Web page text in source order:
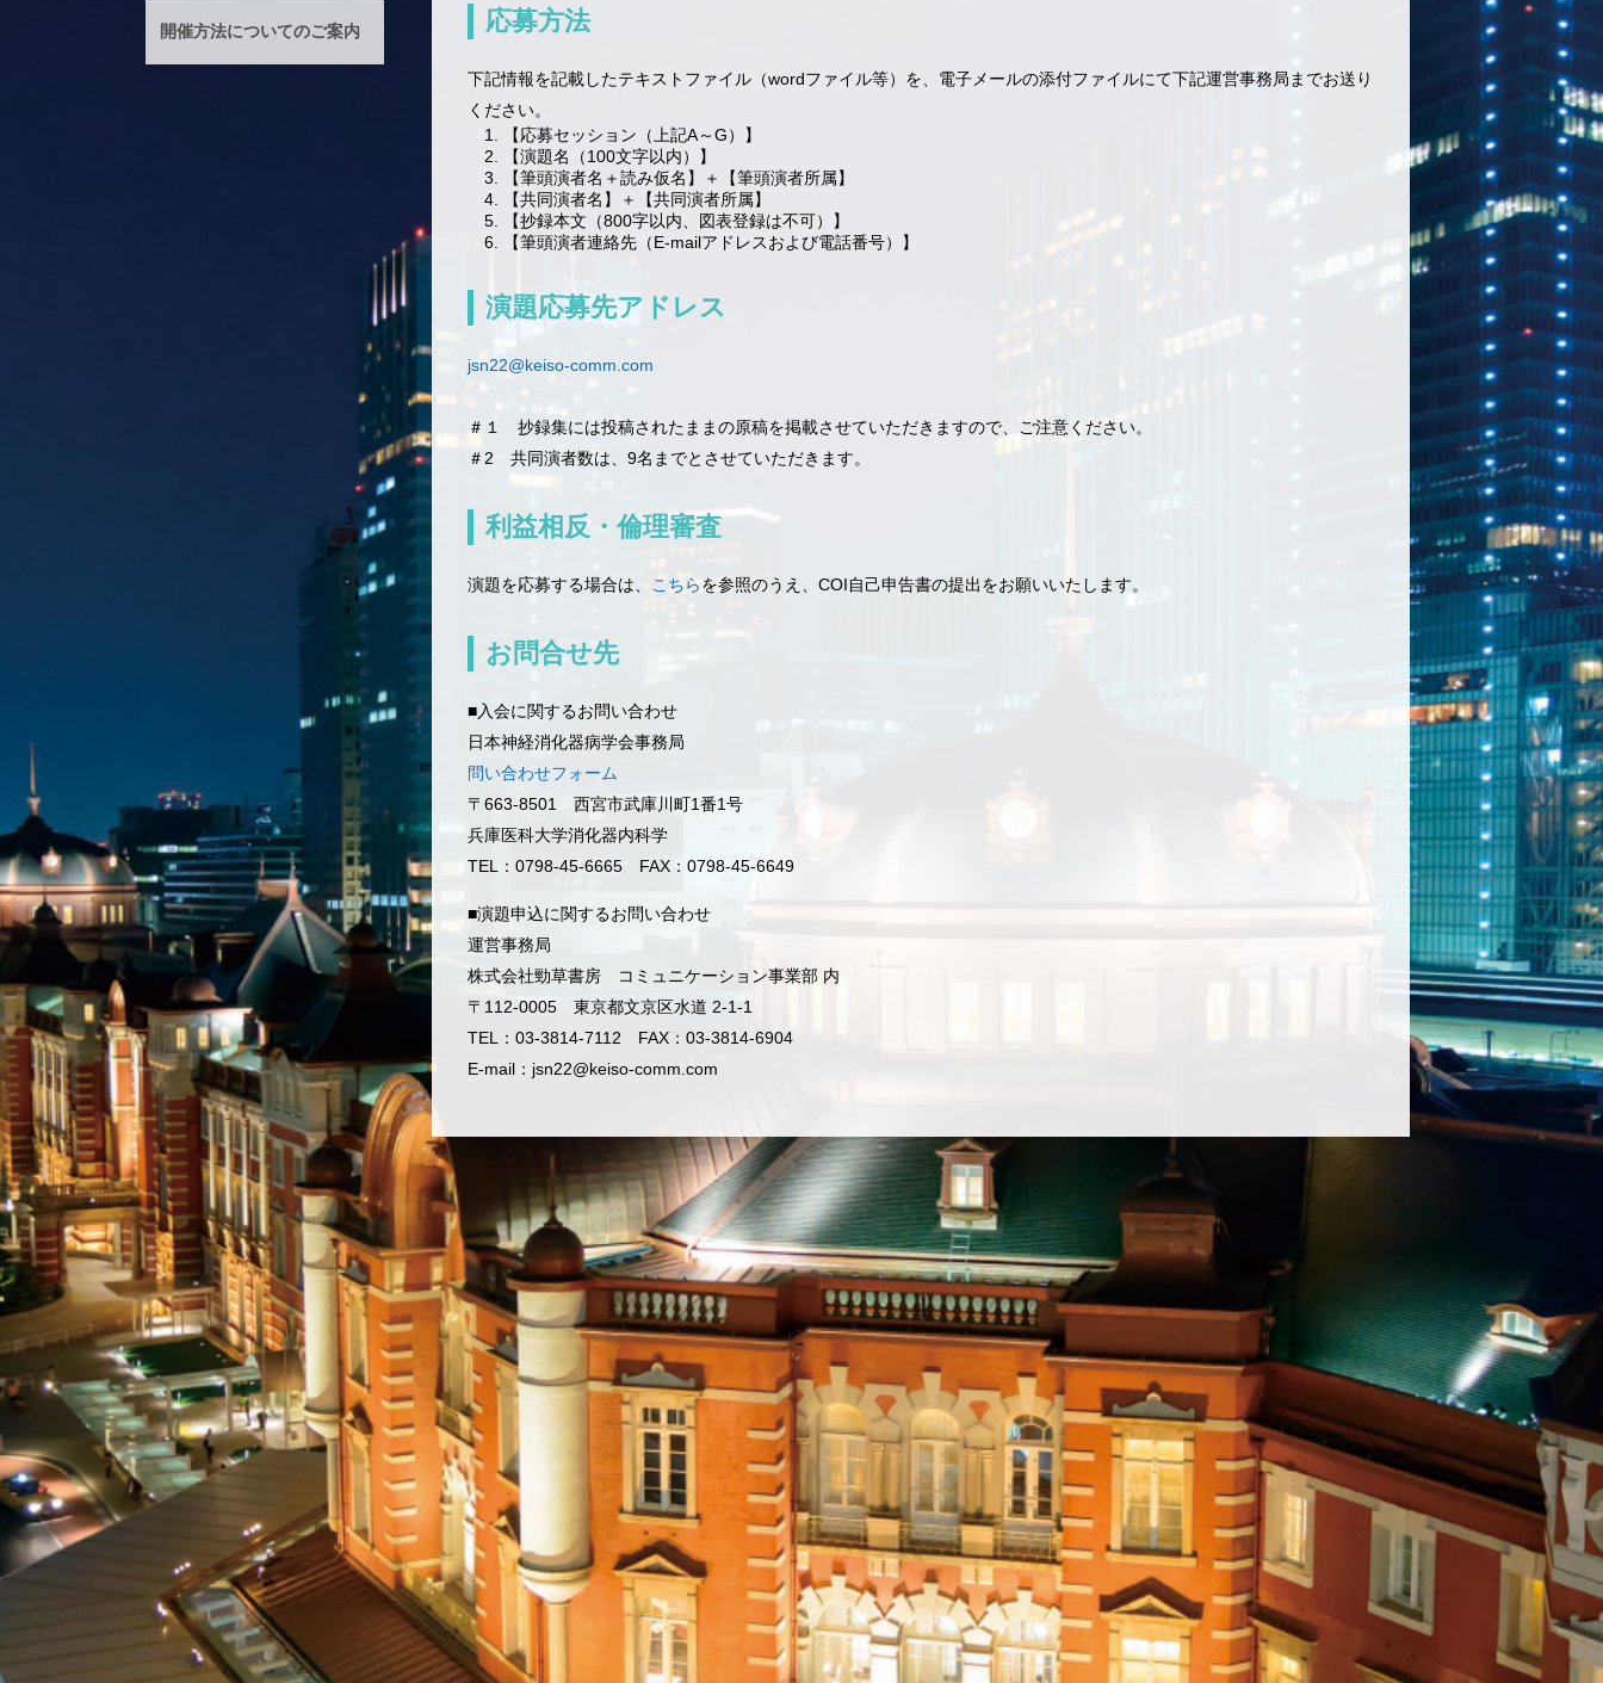
応募方法
下記情報を記載したテキストファイル（wordファイル等）を、電子メールの添付ファイルにて下記運営事務局までお送り
ください。
【応募セッション（上記A～G）】
【演題名（100文字以内）】
【筆頭演者名＋読み仮名】＋【筆頭演者所属】
【共同演者名】＋【共同演者所属】
【抄録本文（800字以内、図表登録は不可）】
【筆頭演者連絡先（E-mailアドレスおよび電話番号）】
演題応募先アドレス
jsn22@keiso-comm.com
＃１ 抄録集には投稿されたままの原稿を掲載させていただきますので、ご注意ください。
＃2 共同演者数は、9名までとさせていただきます。
利益相反・倫理審査
演題を応募する場合は、 こちらを参照のうえ、COI自己申告書の提出をお願いいたします。
お問合せ先
■入会に関するお問い合わせ
日本神経消化器病学会事務局
問い合わせフォーム
〒663-8501 西宮市武庫川町1番1号
兵庫医科大学消化器内科学
TEL：0798-45-6665 FAX：0798-45-6649
■演題申込に関するお問い合わせ
運営事務局
株式会社勁草書房 コミュニケーション事業部 内
〒112-0005 東京都文京区水道 2-1-1
TEL：03-3814-7112 FAX：03-3814-6904
E-mail：jsn22@keiso-comm.com
開催方法についてのご案内